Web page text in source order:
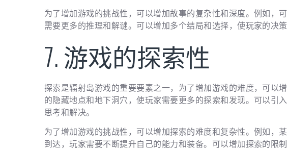
为了增加游戏的挑战性，可以增加故事的复杂性和深度。例如，
需要更多的推理和解谜。可以增加多个结局和选择，使玩家的决
7. 游戏的探索性
探索是辐射岛游戏的重要要素之一，为了增加游戏的难度，可以
的隐藏地点和地下洞穴，使玩家需要更多的探索和发现。可以引
思考和解决。
为了增加游戏的挑战性，可以增加探索的难度和复杂性。例如，
到达，玩家需要不断提升自己的能力和装备。可以增加探索的限